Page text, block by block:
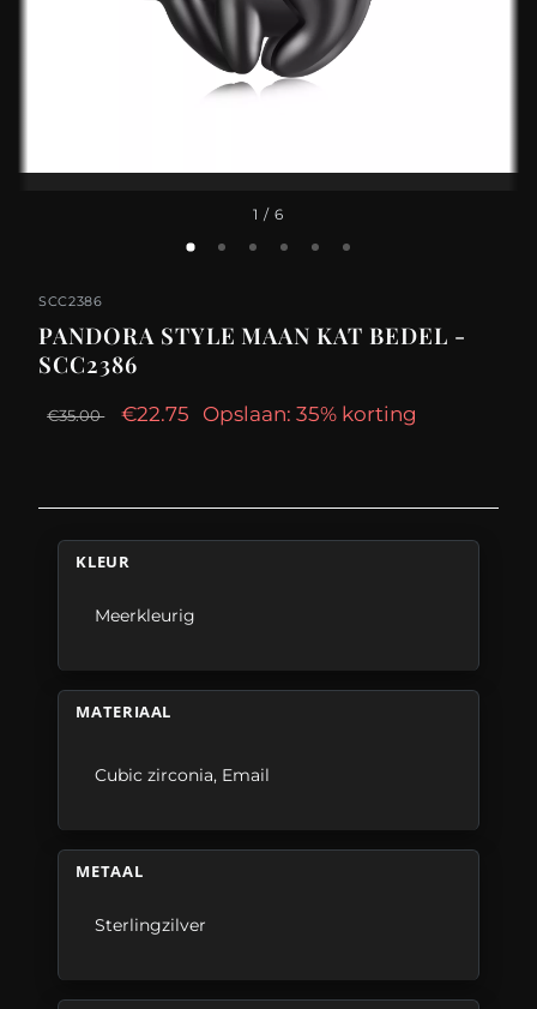
1 / 6
SCC2386
PANDORA STYLE MAAN KAT BEDEL -
SCC2386
€35.00 €22.75 Opslaan: 35% korting
KLEUR
Meerkleurig
MATERIAAL
Cubic zirconia, Email
METAAL
Sterlingzilver